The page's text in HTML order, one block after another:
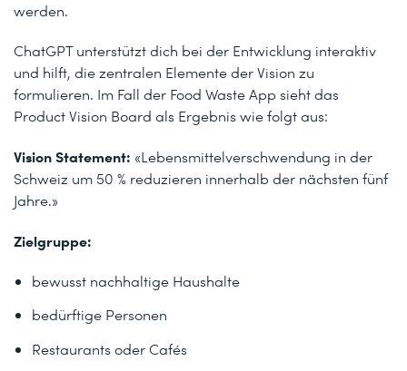
werden.
ChatGPT unterstützt dich bei der Entwicklung interaktiv
und hilft, die zentralen Elemente der Vision zu
formulieren. Im Fall der Food Waste App sieht das
Product Vision Board als Ergebnis wie folgt aus:
Vision Statement: «Lebensmittelverschwendung in der
Schweiz um 50 % reduzieren innerhalb der nächsten fünf
Jahre.»
Zielgruppe:
bewusst nachhaltige Haushalte
bedürftige Personen
Restaurants oder Cafés